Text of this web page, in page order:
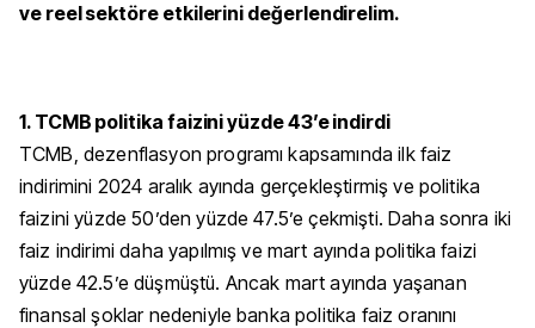
ve reel sektöre etkilerini değerlendirelim.
1. TCMB politika faizini yüzde 43’e indirdi
TCMB, dezenflasyon programı kapsamında ilk faiz
indirimini 2024 aralık ayında gerçekleştirmiş ve politika
faizini yüzde 50’den yüzde 47.5’e çekmişti. Daha sonra iki
faiz indirimi daha yapılmış ve mart ayında politika faizi
yüzde 42.5’e düşmüştü. Ancak mart ayında yaşanan
finansal şoklar nedeniyle banka politika faiz oranını